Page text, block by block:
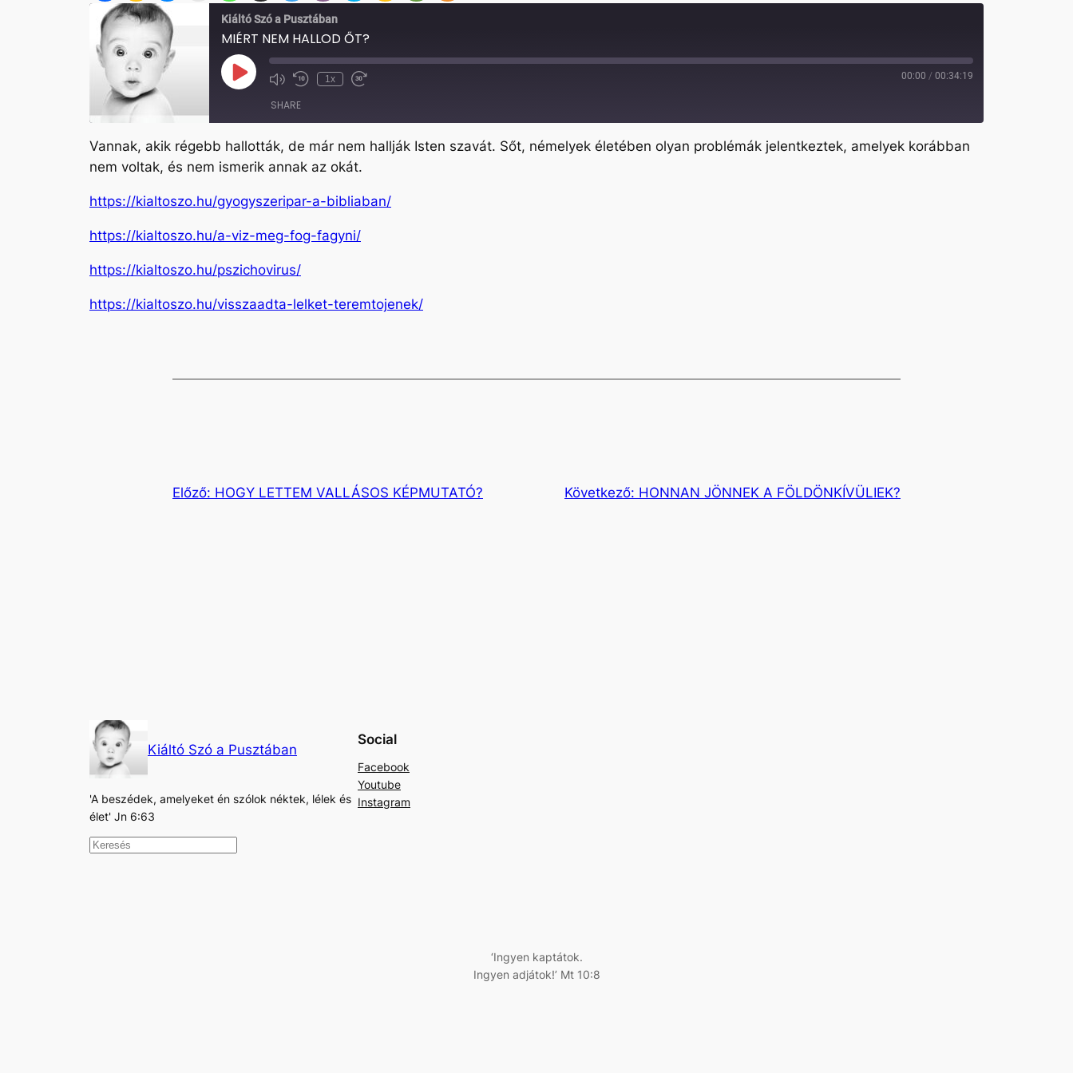
Kiáltó Szó a Pusztában
MIÉRT NEM HALLOD ŐT?
Play
Episode Mute/Unmute
Rewind
1x
Fast
00:00 / 00:34:19
SHARE
SHARE
Vannak, akik régebb hallották, de már nem hallják Isten szavát. Sőt, némelyek életében olyan problémák jelentkeztek, amelyek korábban
nem voltak, és nem ismerik annak az okát.
https://kialtoszo.hu/gyogyszeripar-a-bibliaban/
https://kialtoszo.hu/a-viz-meg-fog-fagyni/
https://kialtoszo.hu/pszichovirus/
https://kialtoszo.hu/visszaadta-lelket-teremtojenek/
Előző: HOGY LETTEM VALLÁSOS KÉPMUTATÓ? Következő: HONNAN JÖNNEK A FÖLDÖNKÍVÜLIEK?
Kiáltó Szó a Pusztában
'A beszédek, amelyeket én szólok néktek, lélek és
élet' Jn 6:63
K
Social
Facebook
Youtube
Instagram
‘Ingyen kaptátok.
Ingyen adjátok!’ Mt 10:8